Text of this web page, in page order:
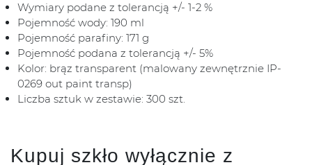
Wymiary podane z tolerancją +/- 1-2 %
Pojemność wody: 190 ml
Pojemność parafiny: 171 g
Pojemność podana z tolerancją +/- 5%
Kolor: brąz transparent (malowany zewnętrznie IP-
0269 out paint transp)
Liczba sztuk w zestawie: 300 szt.
Kupuj szkło wyłącznie z